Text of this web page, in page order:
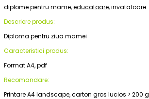
diplome pentru mame,educatoare, invatatoare
Descriere produs:
Diploma pentru ziua mamei
Caracteristici produs:
Format A4, pdf
Recomandare:
Printare A4 landscape, carton gros lucios > 200 g